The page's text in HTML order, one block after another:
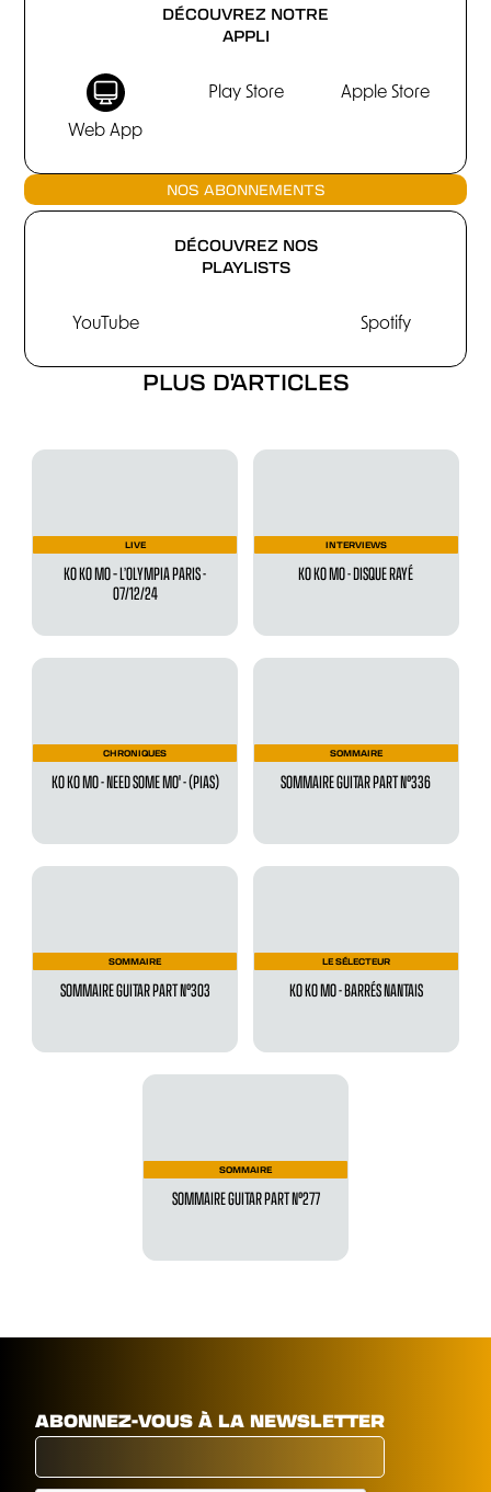
DÉCOUVREZ NOTRE
APPLI
Web App
Play Store Apple Store
NOS ABONNEMENTS
DÉCOUVREZ NOS
PLAYLISTS
YouTube Spotify
PLUS D'ARTICLES
LIVE
KO KO MO – L’OLYMPIA PARIS -
07/12/24
INTERVIEWS
KO KO MO - DISQUE RAYÉ
CHRONIQUES
KO KO MO - NEED SOME MO' - (PIAS)
SOMMAIRE
SOMMAIRE GUITAR PART N°336
SOMMAIRE
SOMMAIRE GUITAR PART N°303
LE SÉLECTEUR
KO KO MO - BARRÉS NANTAIS
SOMMAIRE
SOMMAIRE GUITAR PART N°277
ABONNEZ-VOUS À LA NEWSLETTER